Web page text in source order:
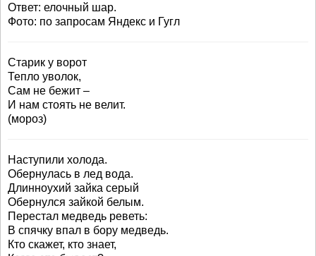
Ответ: елочный шар.
Фото: по запросам Яндекс и Гугл
Старик у ворот
Тепло уволок,
Сам не бежит –
И нам стоять не велит.
(мороз)
Наступили холода.
Обернулась в лед вода.
Длинноухий зайка серый
Обернулся зайкой белым.
Перестал медведь реветь:
В спячку впал в бору медведь.
Кто скажет, кто знает,